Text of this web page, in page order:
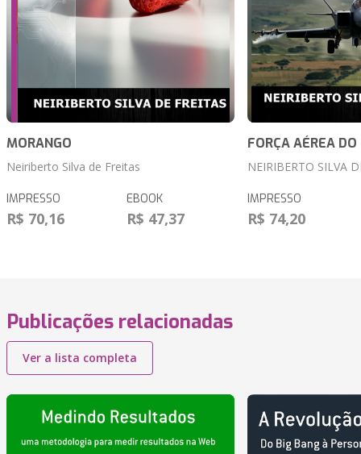
MORANGO
Neiriberto Silva de Freitas
IMPRESSO
R$ 70,16
EBOOK
R$ 47,37
FORÇA AÉREA DO
NEIRIBERTO SILVA
IMPRESSO
R$ 74,20
Publicações relacionadas
Ver a lista completa